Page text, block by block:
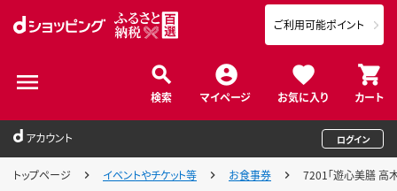
検索 マイページ お気に入り カート
ご利用可能ポイント
アカウント ログイン
トップページ イベントやチケット等 お食事券 7201「遊心美膳 高